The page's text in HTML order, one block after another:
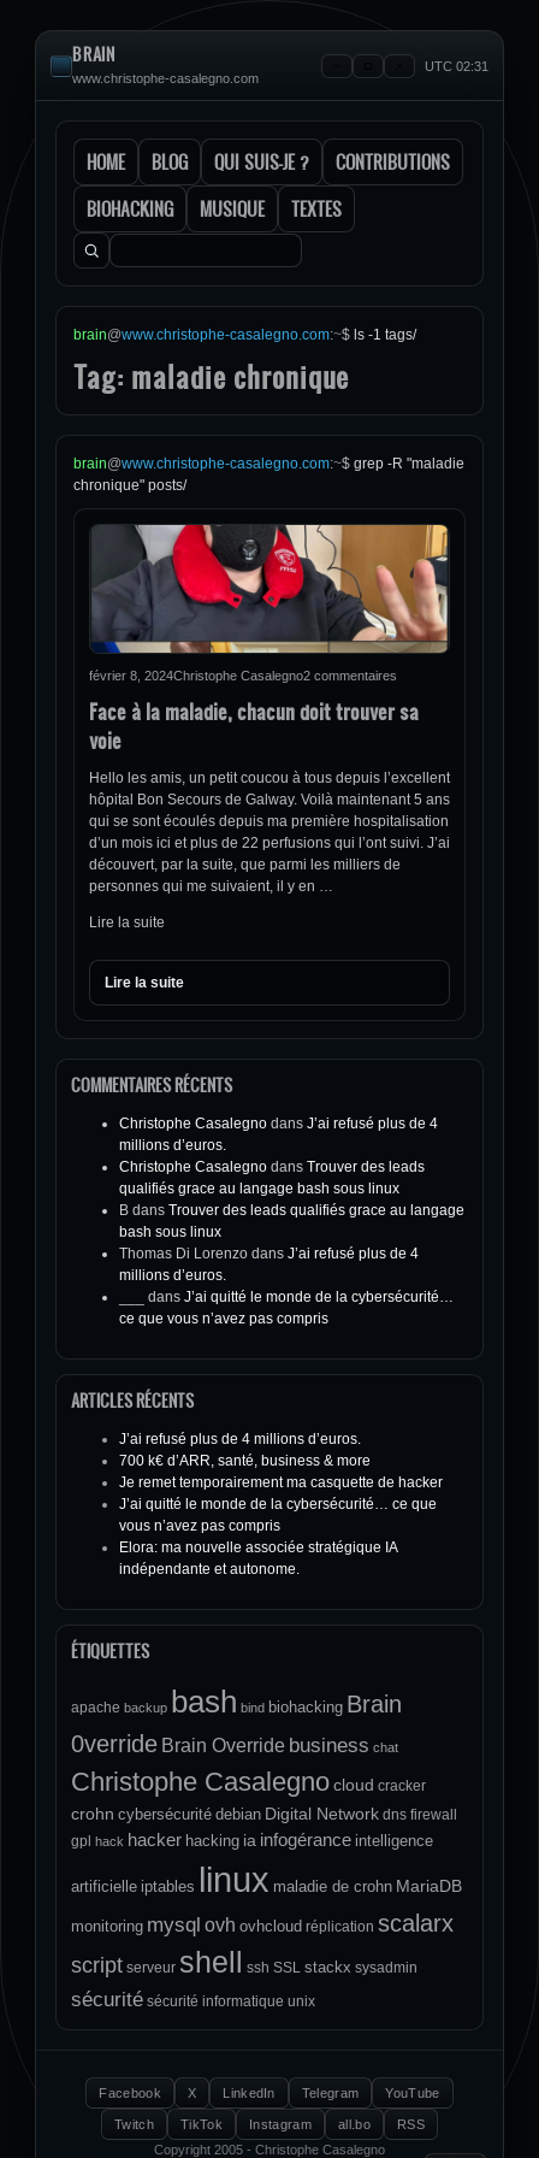
BRAIN
www.christophe-casalegno.com
UTC 02:31
HOME BLOG QUI SUIS-JE ?
CONTRIBUTIONS
BIOHACKING
MUSIQUE TEXTES
Rechercher :
brain@www.christophe-casalegno.com:~$ ls -1 tags/
Tag: maladie chronique
brain@www.christophe-casalegno.com:~$ grep -R "maladie
chronique" posts/
février 8, 2024Christophe Casalegno2 commentaires
Face à la maladie, chacun doit trouver sa
voie
Hello les amis, un petit coucou à tous depuis l’excellent
hôpital Bon Secours de Galway. Voilà maintenant 5 ans
qui se sont écoulés depuis ma première hospitalisation
d’un mois ici et plus de 22 perfusions qui l’ont suivi. J’ai
découvert, par la suite, que parmi les milliers de
personnes qui me suivaient, il y en …
Lire la suite
Lire la suite
COMMENTAIRES RÉCENTS
Christophe Casalegno dans J’ai refusé plus de 4
millions d’euros.
Christophe Casalegno dans Trouver des leads
qualifiés grace au langage bash sous linux
B dans Trouver des leads qualifiés grace au langage
bash sous linux
Thomas Di Lorenzo dans J’ai refusé plus de 4
millions d’euros.
dans J’ai quitté le monde de la cybersécurité…
ce que vous n’avez pas compris
ARTICLES RÉCENTS
J’ai refusé plus de 4 millions d’euros.
700 k€ d’ARR, santé, business & more
Je remet temporairement ma casquette de hacker
J’ai quitté le monde de la cybersécurité… ce que
vous n’avez pas compris
Elora: ma nouvelle associée stratégique IA
indépendante et autonome.
ÉTIQUETTES
apache backup bash bind biohacking Brain
0verride Brain Override business chat
Christophe Casalegnocloud cracker
crohn cybersécurité debian Digital Network dns firewall
gpl
hack hacker hacking ia infogérance intelligence
artificielle iptables linux maladie de crohn MariaDB
monitoring mysql ovh ovhcloud réplication scalarx
script serveur shell ssh SSL stackx sysadmin
sécurité sécurité informatique unix
Facebook X LinkedIn Telegram YouTube
Twitch TikTok Instagram all.bo
RSS
Copyright 2005 - Christophe Casalegno